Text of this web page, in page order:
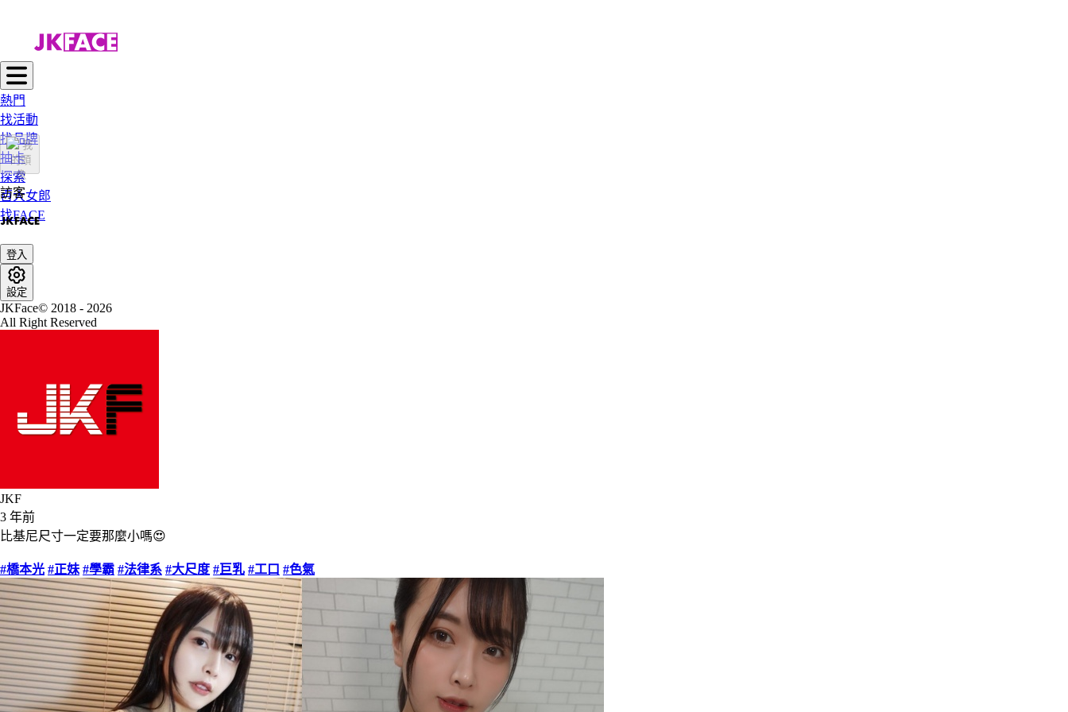
熱門
找活動
找品牌
抽卡
探索
百大女郎
找FACE
訪客
登入
設定
JKFace© 2018 - 2026
All Right Reserved
JKF
3 年前
比基尼尺寸一定要那麼小嗎😍
#橋本光 #正妹 #學霸 #法律系 #大尺度 #巨乳 #工口 #色氣